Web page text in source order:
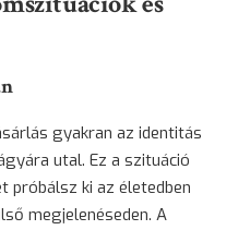
gyakran az identitás
utal. Ez a szituáció
próbálsz ki az életedben
megjelenéseden. A